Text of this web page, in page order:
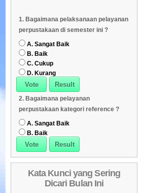
Dipinjam
07 Daftar Koleksi (Klasifikasi/ddc)
1. Bagaimana pelaksanaan pelayanan
perpustakaan di semester ini ?
A. Sangat Baik
B. Baik
C. Cukup
D. Kurang
2. Bagaimana pelayanan
perpustakaan kategori reference ?
A. Sangat Baik
B. Baik
Kata Kunci yang Sering
Dicari Bulan Ini